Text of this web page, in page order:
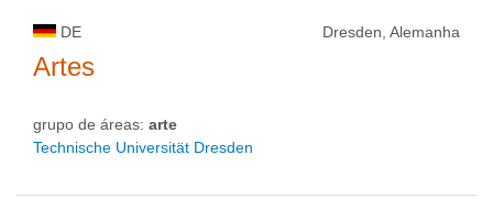
DE Dresden, Alemanha
Artes
grupo de áreas: arte
Technische Universität Dresden